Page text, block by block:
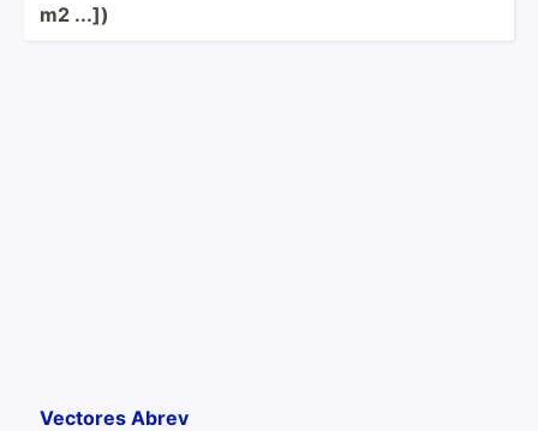
m2 ...])
Vectores Abrev